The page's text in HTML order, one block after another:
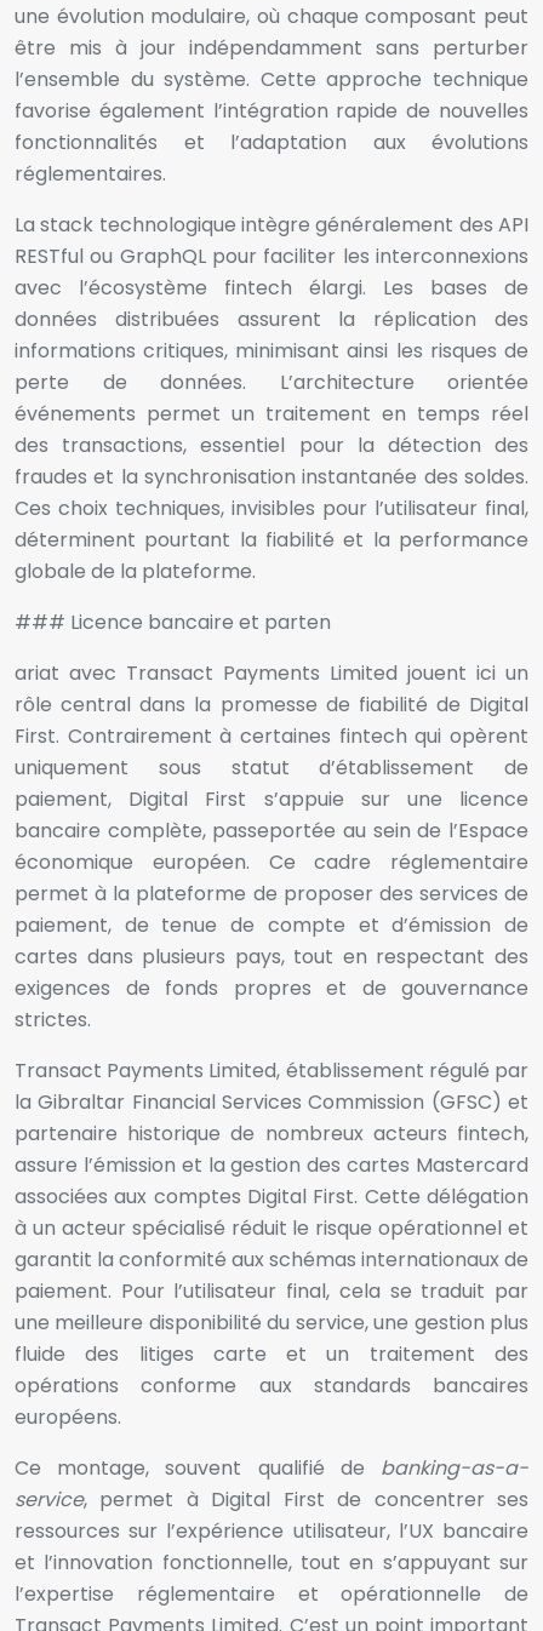
une évolution modulaire, où chaque composant peut
être mis à jour indépendamment sans perturber
l’ensemble du système. Cette approche technique
favorise également l’intégration rapide de nouvelles
fonctionnalités et l’adaptation aux évolutions
réglementaires.
La stack technologique intègre généralement des API
RESTful ou GraphQL pour faciliter les interconnexions
avec l’écosystème fintech élargi. Les bases de
données distribuées assurent la réplication des
informations critiques, minimisant ainsi les risques de
perte de données. L’architecture orientée
événements permet un traitement en temps réel
des transactions, essentiel pour la détection des
fraudes et la synchronisation instantanée des soldes.
Ces choix techniques, invisibles pour l’utilisateur final,
déterminent pourtant la fiabilité et la performance
globale de la plateforme.
### Licence bancaire et parten
ariat avec Transact Payments Limited jouent ici un
rôle central dans la promesse de fiabilité de Digital
First. Contrairement à certaines fintech qui opèrent
uniquement sous statut d’établissement de
paiement, Digital First s’appuie sur une licence
bancaire complète, passeportée au sein de l’Espace
économique européen. Ce cadre réglementaire
permet à la plateforme de proposer des services de
paiement, de tenue de compte et d’émission de
cartes dans plusieurs pays, tout en respectant des
exigences de fonds propres et de gouvernance
strictes.
Transact Payments Limited, établissement régulé par
la Gibraltar Financial Services Commission (GFSC) et
partenaire historique de nombreux acteurs fintech,
assure l’émission et la gestion des cartes Mastercard
associées aux comptes Digital First. Cette délégation
à un acteur spécialisé réduit le risque opérationnel et
garantit la conformité aux schémas internationaux de
paiement. Pour l’utilisateur final, cela se traduit par
une meilleure disponibilité du service, une gestion plus
fluide des litiges carte et un traitement des
opérations conforme aux standards bancaires
européens.
Ce montage, souvent qualifié de banking-as-a-
service, permet à Digital First de concentrer ses
ressources sur l’expérience utilisateur, l’UX bancaire
et l’innovation fonctionnelle, tout en s’appuyant sur
l’expertise réglementaire et opérationnelle de